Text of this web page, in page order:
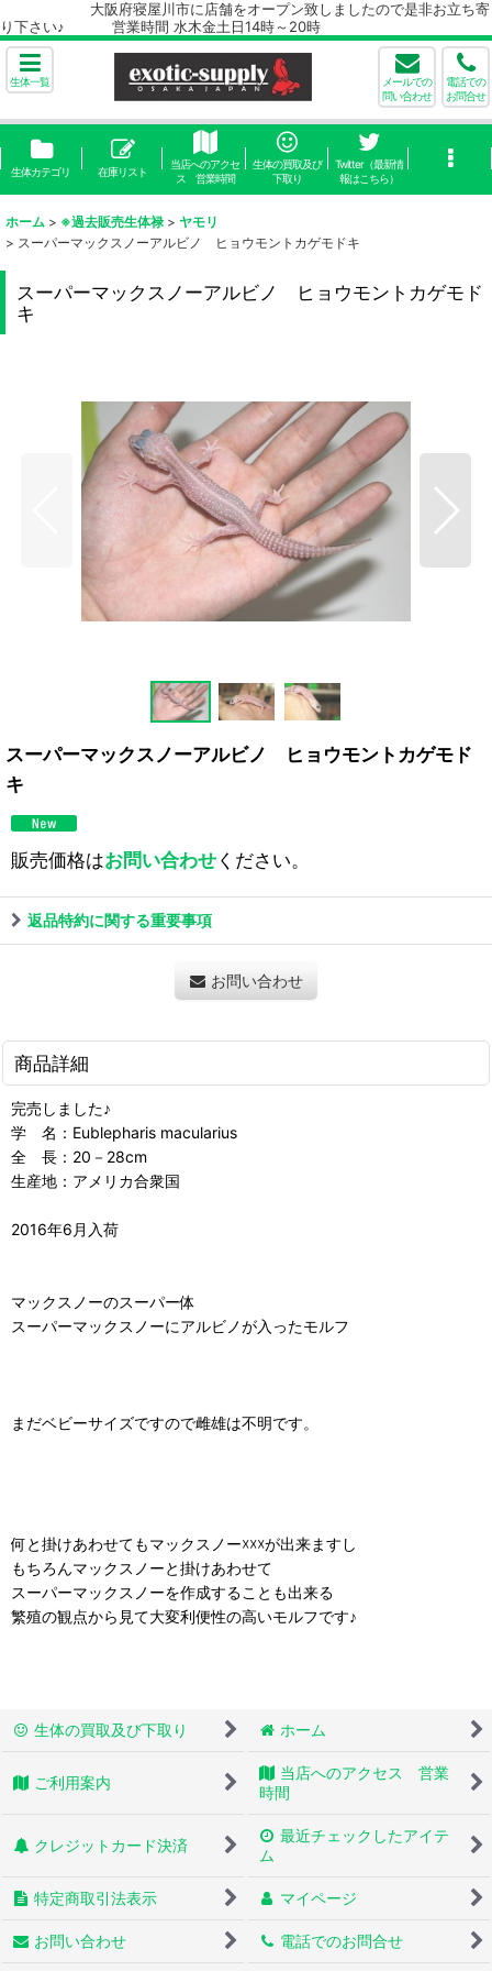
大阪府寝屋川市に店舗をオープン致しましたので是非お立ち寄
り下さい♪ 営業時間 水木金土日14時～20時
生体一覧
メールでの
問い合わせ
電話での
お問合せ
生体カテゴリ 在庫リスト
当店へのアクセ
ス 営業時間
生体の買取及び
下取り
Twitter（最新情
報はこちら）
ホーム > ※過去販売生体禄 > ヤモリ
> スーパーマックスノーアルビノ ヒョウモントカゲモドキ
スーパーマックスノーアルビノ ヒョウモントカゲモド
キ
スーパーマックスノーアルビノ ヒョウモントカゲモド
キ
販売価格はお問い合わせください。
返品特約に関する重要事項
お問い合わせ
商品詳細
完売しました♪
学 名：Eublepharis macularius
全 長：20－28cm
生産地：アメリカ合衆国
2016年6月入荷
マックスノーのスーパー体
スーパーマックスノーにアルビノが入ったモルフ
まだベビーサイズですので雌雄は不明です。
何と掛けあわせてもマックスノー☓☓☓が出来ますし
もちろんマックスノーと掛けあわせて
スーパーマックスノーを作成することも出来る
繁殖の観点から見て大変利便性の高いモルフです♪
生体の買取及び下取り ホーム
ご利用案内
当店へのアクセス 営業
時間
クレジットカード決済
最近チェックしたアイテ
ム
特定商取引法表示 マイページ
お問い合わせ 電話でのお問合せ